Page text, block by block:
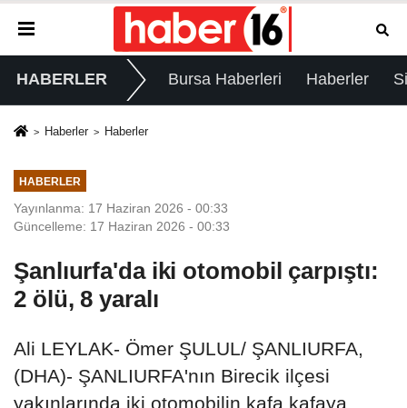
HABERLER Bursa Haberleri Haberler
Haberler Haberler
HABERLER
Yayınlanma: 17 Haziran 2026 - 00:33
Güncelleme: 17 Haziran 2026 - 00:33
Şanlıurfa'da iki otomobil çarpıştı:
2 ölü, 8 yaralı
Ali LEYLAK- Ömer ŞULUL/ ŞANLIURFA,
(DHA)- ŞANLIURFA'nın Birecik ilçesi
yakınlarında iki otomobilin kafa kafaya